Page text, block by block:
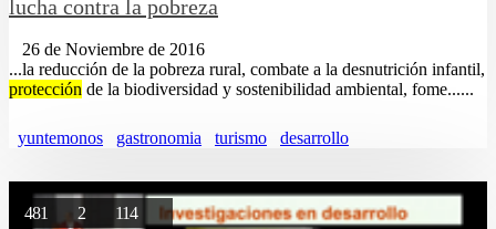
lucha contra la pobreza
26 de Noviembre de 2016
...la reducción de la pobreza rural, combate a la desnutrición infantil,
protección de la biodiversidad y sostenibilidad ambiental, fome......
yuntemonos gastronomia turismo desarrollo
481 2 114